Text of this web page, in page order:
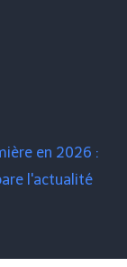
en 2026 :
l'actualité